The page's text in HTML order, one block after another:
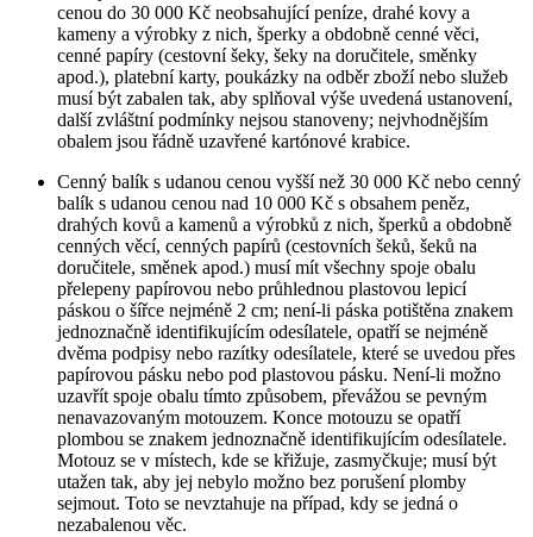
cenou do 30 000 Kč neobsahující peníze, drahé kovy a
kameny a výrobky z nich, šperky a obdobně cenné věci,
cenné papíry (cestovní šeky, šeky na doručitele, směnky
apod.), platební karty, poukázky na odběr zboží nebo služeb
musí být zabalen tak, aby splňoval výše uvedená ustanovení,
další zvláštní podmínky nejsou stanoveny; nejvhodnějším
obalem jsou řádně uzavřené kartónové krabice.
Cenný balík s udanou cenou vyšší než 30 000 Kč nebo cenný
balík s udanou cenou nad 10 000 Kč s obsahem peněz,
drahých kovů a kamenů a výrobků z nich, šperků a obdobně
cenných věcí, cenných papírů (cestovních šeků, šeků na
doručitele, směnek apod.) musí mít všechny spoje obalu
přelepeny papírovou nebo průhlednou plastovou lepicí
páskou o šířce nejméně 2 cm; není-li páska potištěna znakem
jednoznačně identifikujícím odesílatele, opatří se nejméně
dvěma podpisy nebo razítky odesílatele, které se uvedou přes
papírovou pásku nebo pod plastovou pásku. Není-li možno
uzavřít spoje obalu tímto způsobem, převážou se pevným
nenavazovaným motouzem. Konce motouzu se opatří
plombou se znakem jednoznačně identifikujícím odesílatele.
Motouz se v místech, kde se křižuje, zasmyčkuje; musí být
utažen tak, aby jej nebylo možno bez porušení plomby
sejmout. Toto se nevztahuje na případ, kdy se jedná o
nezabalenou věc.